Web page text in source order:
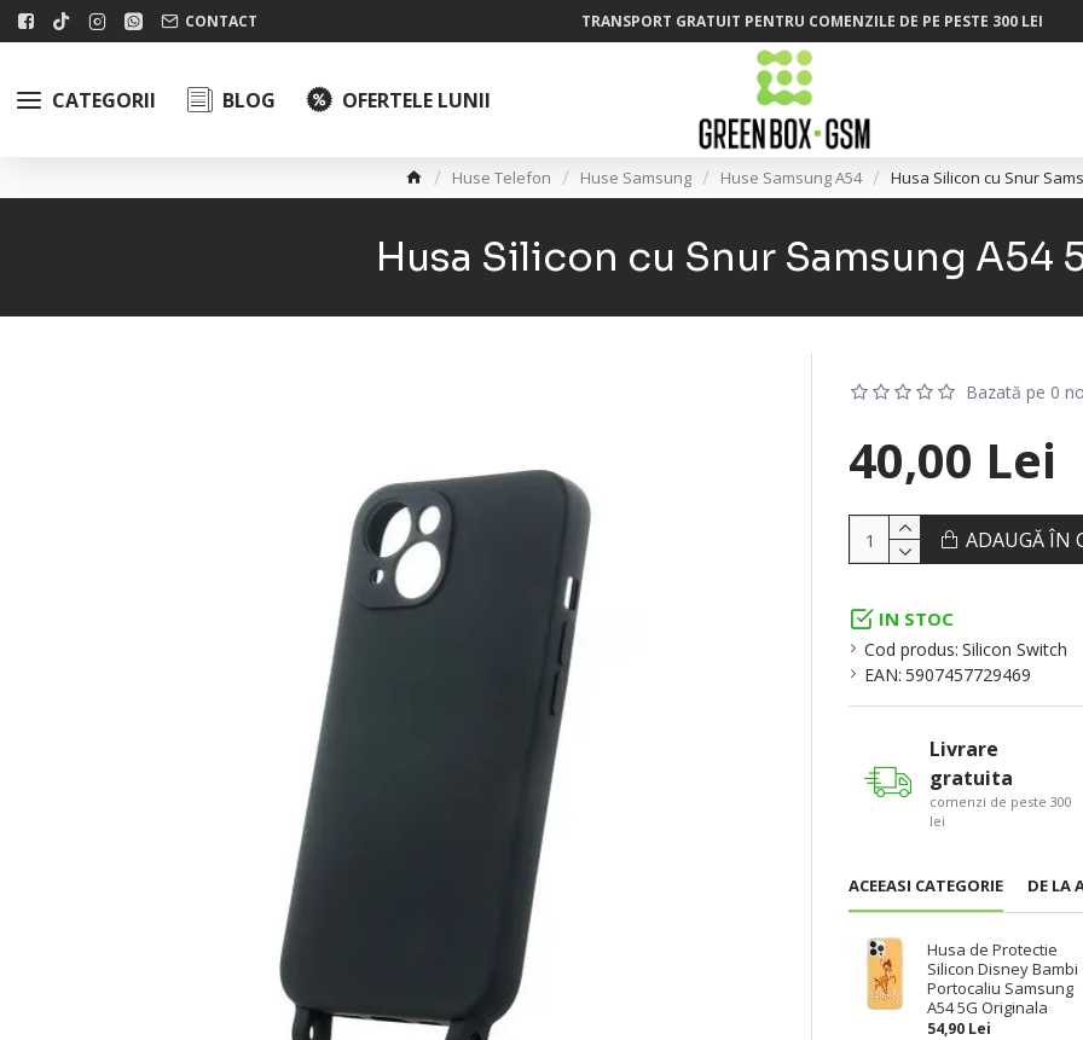
CONTACT TRANSPORT GRATUIT PENTRU COMENZILE DE PE PESTE 300 LEI
CATEGORII BLOG OFERTELE LUNII
Huse Telefon Huse Samsung Huse Samsung A54 Husa Silicon cu Snur
Husa Silicon cu Snur Samsung A54
IN STOC
Cod produs: Silicon Switch
EAN: 5907457729469
Bazată pe 0
40,00 Lei
ADAUGĂ ÎN
ACEEASI CATEGORIE DE LA
Husa de Protectie
Silicon Disney Bambi
Portocaliu Samsung
A54 5G Originala
54,90 Lei
Livrare
gratuita
comenzi de peste 300
lei